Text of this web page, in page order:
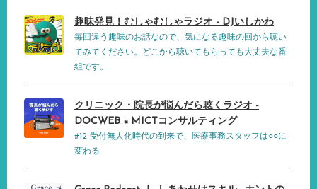
趣味発見！むしゃむしゃラジオ - DJいしかわ
毎回違う趣味のお話なので、気になる趣味の回から聴い
てみてください。どこから聴いてもらっても大丈夫な番
組です。
クリニック・院長が悩んだら聴くラジオ -
DOCWEB × MICTコンサルティング
#12 受付無人化時代の到来で、医療事務スタッフは○○に
変わる